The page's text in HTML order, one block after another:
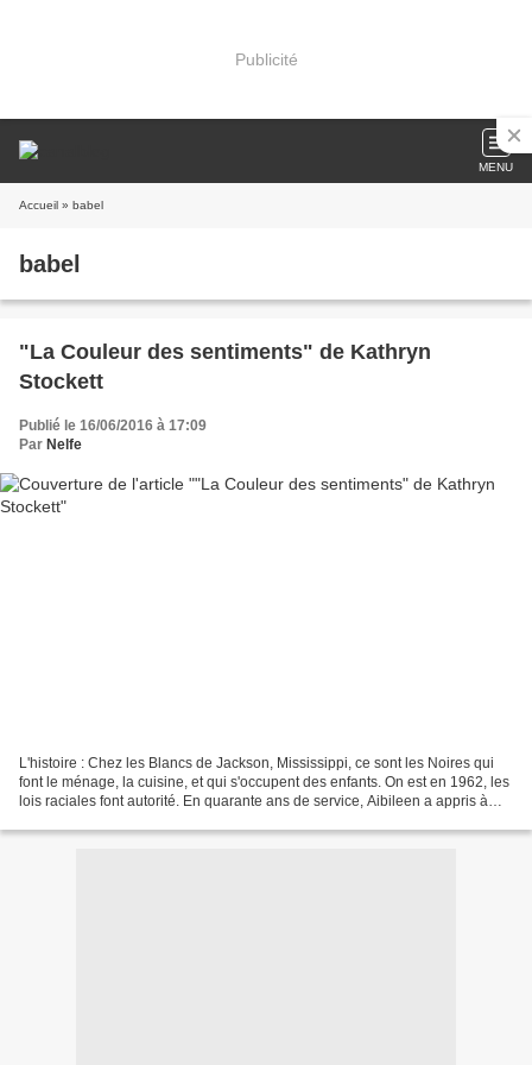
Publicité
MENU
Accueil » babel
babel
"La Couleur des sentiments" de Kathryn
Stockett
Publié le 16/06/2016 à 17:09
Par Nelfe
L'histoire : Chez les Blancs de Jackson, Mississippi, ce sont les Noires qui
font le ménage, la cuisine, et qui s'occupent des enfants. On est en 1962, les
lois raciales font autorité. En quarante ans de service, Aibileen a appris à